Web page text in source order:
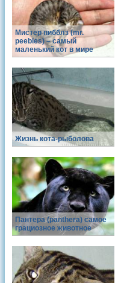
Мистер пибблз (mr.
peebles) – самый
маленький кот в мире
Жизнь кота-рыболова
Пантера (panthera) самое
грациозное животное